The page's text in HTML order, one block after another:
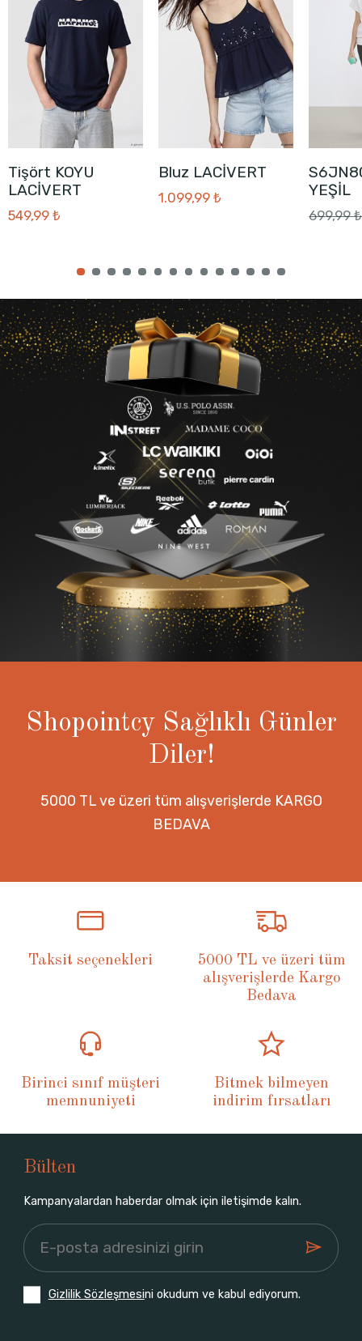
Tişört KOYU
LACİVERT
549,99 ₺
Bluz LACİVERT
1.099,99 ₺
YEŞİL
699,99 ₺
Shopointcy Sağlıklı Günler
Diler!
5000 TL ve üzeri tüm alışverişlerde KARGO
BEDAVA
Taksit seçenekleri
5000 TL ve üzeri tüm
alışverişlerde Kargo
Bedava
Birinci sınıf müşteri
memnuniyeti
Bitmek bilmeyen
indirim fırsatları
Bülten
Kampanyalardan haberdar olmak için iletişimde kalın.
Gizlilik Sözleşmesini okudum ve kabul ediyorum.